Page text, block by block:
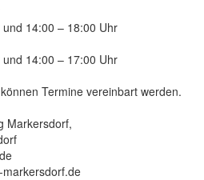
14:00 – 18:00 Uhr
14:00 – 17:00 Uhr
Termine vereinbart werden.
Markersdorf,